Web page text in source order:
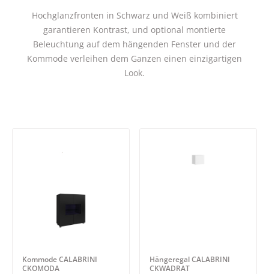
Hochglanzfronten in Schwarz und Weiß kombiniert
garantieren Kontrast, und optional montierte
Beleuchtung auf dem hängenden Fenster und der
Kommode verleihen dem Ganzen einen einzigartigen
Look.
Kommode CALABRINI
CKOMODA
Hängeregal CALABRINI
CKWADRAT